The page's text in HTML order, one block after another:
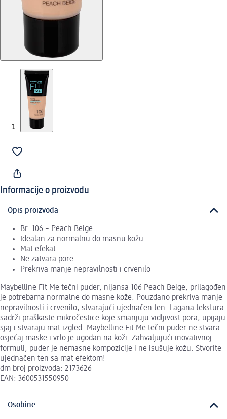
Informacije o proizvodu
Opis proizvoda
Br. 106 – Peach Beige
Idealan za normalnu do masnu kožu
Mat efekat
Ne zatvara pore
Prekriva manje nepravilnosti i crvenilo
Maybelline Fit Me tečni puder, nijansa 106 Peach Beige, prilagođen
je potrebama normalne do masne kože. Pouzdano prekriva manje
nepravilnosti i crvenilo, stvarajući ujednačen ten. Lagana tekstura
sadrži praškaste mikročestice koje smanjuju vidljivost pora, upijaju
sjaj i stvaraju mat izgled. Maybelline Fit Me tečni puder ne stvara
osjećaj maske i vrlo je ugodan na koži. Zahvaljujući inovativnoj
formuli, puder je nemasne kompozicije i ne isušuje kožu. Stvorite
ujednačen ten sa mat efektom!
dm broj proizvoda: 2173626
EAN: 3600531550950
Osobine